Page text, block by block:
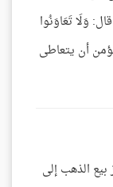
وَلَا تَعَاوَنُوا
فليس للمؤمن أن يتعاطى
الذهب إلى